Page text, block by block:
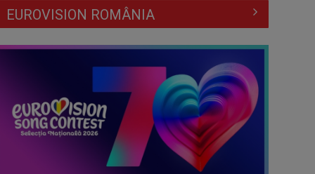
Întâlnire cu jazz-ul autohton, la
TVR Cultural: „Contemporan în
Piesa „Inimă, nu fi de piatră” a
Corinei Chiriac ia argintul în
concursul ...
Hora care unește generații | VIDEO
EUROVISION ROMÂNIA